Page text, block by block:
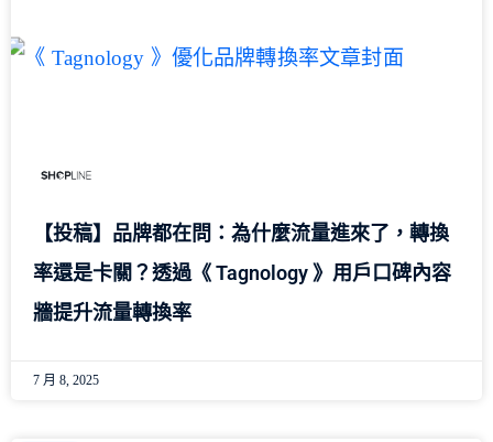
【投稿】品牌都在問：為什麼流量進來了，轉換
率還是卡關？透過《 Tagnology 》用戶口碑內容
牆提升流量轉換率
7 月 8, 2025